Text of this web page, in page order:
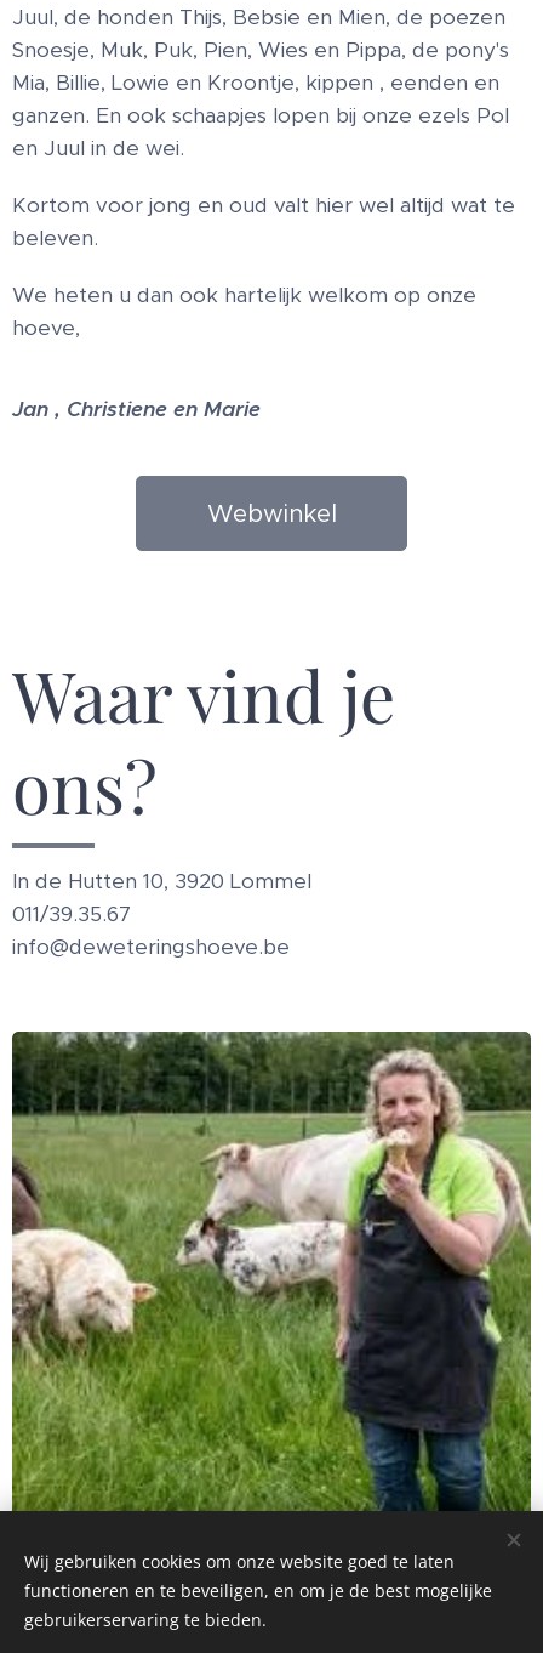
Juul, de honden Thijs, Bebsie en Mien, de poezen
Snoesje, Muk, Puk, Pien, Wies en Pippa, de pony's
Mia, Billie, Lowie en Kroontje, kippen , eenden en
ganzen. En ook schaapjes lopen bij onze ezels Pol
en Juul in de wei.
Kortom voor jong en oud valt hier wel altijd wat te
beleven.
We heten u dan ook hartelijk welkom op onze
hoeve,
Jan , Christiene en Marie
Webwinkel
Waar vind je
ons?
In de Hutten 10, 3920 Lommel
011/39.35.67
info@deweteringshoeve.be
Wij gebruiken cookies om onze website goed te laten
functioneren en te beveiligen, en om je de best mogelijke
gebruikerservaring te bieden.